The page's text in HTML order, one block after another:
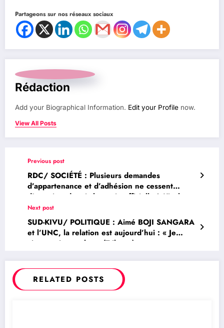
Partageons sur nos réseaux sociaux
Rédaction
Add your Biographical Information. Edit your Profile now.
View All Posts
Previous post
RDC/ SOCIÉTÉ : Plusieurs demandes
d’appartenance et d’adhésion ne cessent
d’accroitre depuis la sortie officielle à Kinshasa
de la Synergie des Amis des Valeurs de
MUKWEGE
Next post
SUD-KIVU/ POLITIQUE : Aimé BOJI SANGARA
et l’UNC, la relation est aujourd’hui : « Je
aime, moi non plus » (Tribune)
RELATED POSTS